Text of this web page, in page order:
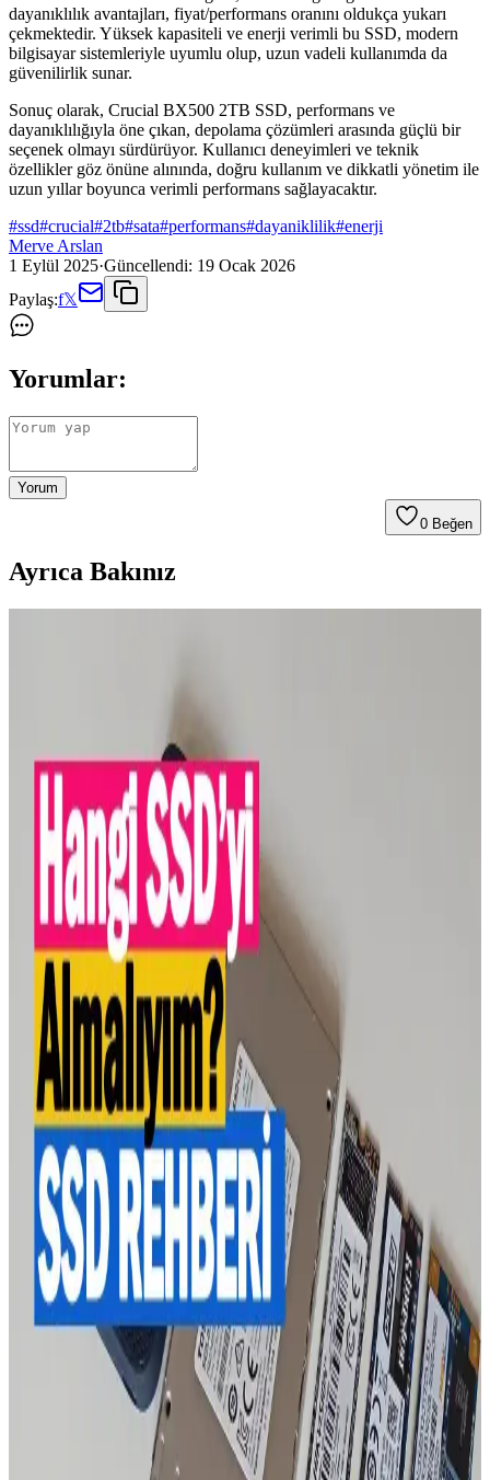
dayanıklılık avantajları, fiyat/performans oranını oldukça yukarı
çekmektedir. Yüksek kapasiteli ve enerji verimli bu SSD, modern
bilgisayar sistemleriyle uyumlu olup, uzun vadeli kullanımda da
güvenilirlik sunar.
Sonuç olarak, Crucial BX500 2TB SSD, performans ve
dayanıklılığıyla öne çıkan, depolama çözümleri arasında güçlü bir
seçenek olmayı sürdürüyor. Kullanıcı deneyimleri ve teknik
özellikler göz önüne alınında, doğru kullanım ve dikkatli yönetim ile
uzun yıllar boyunca verimli performans sağlayacaktır.
#ssd#crucial#2tb#sata#performans#dayaniklilik#enerji
Merve Arslan
1 Eylül 2025·Güncellendi: 19 Ocak 2026
Paylaş:f𝕏
Yorumlar:
Yorum
0 Beğen
Ayrıca Bakınız
PCIe hat sayısı gibi faktörler tüketici deneyimini etkiliyor.
NTFS Veri Bölümünün Kaybolması ve Disk Sağlığı:
Sorunlar, Değerlendirme ve Çözümler
NTFS veri bölümünün kaybolması disk arızaları ve mantıksal
sorunlara işaret eder. Disk sağlığı değerlendirmesi ve veri kurtarma
yöntemleriyle veri kaybı azaltılabilir, ancak uzun vadede disk
değişimi gerekebilir.
Harici SSD Kullanımı ve Hareket Ettirmenin
Güvenliği: Teknik ve Sağlık Açısından
Değerlendirme
Harici SSD'ler hareketli parça içermediğinden fiziksel zarar görmez
ancak veri aktarımı sırasında bağlantı kesilmesi risklidir. Dizüstü
bilgisayarların yumuşak yüzeylerde kullanımı ısı artışına ve sağlık
sorunlarına yol açabilir.
Crucial P3 SSD Fiyat ve Performans Analizi: Güncel
Özellikler ve Piyasa Durumu
Crucial P3 SSD'nin temel özellikleri ve performans detayları
hakkında bilgi bulunmamaktadır. Ancak, genel SSD avantajlarıyla
yüksek hız ve dayanıklılık sunması beklenir.
NVMe SSD Seçiminde Crucial ve WD Blue
Modelleri Karşılaştırması ve Performans Analizi
Crucial ve WD Blue NVMe SSD modellerinin performans,
güvenilirlik ve fiyat açısından karşılaştırmasıyla uygun depolama
çözümünü seçmenize yardımcı oluyoruz.
Crucial P3 NVMe SSD ile Yüksek Performanslı
Depolama Çözümleri ve Güncel Teknolojiler